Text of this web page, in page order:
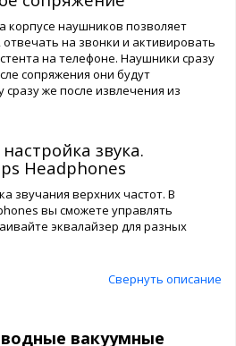
корпусе наушников позволяет
на звонки и активировать
на телефоне. Наушники сразу
сопряжения они будут
же после извлечения из
звука.
Headphones
звучания верхних частот. В
вы сможете управлять
эквалайзер для разных
Свернуть описание
вакуумные